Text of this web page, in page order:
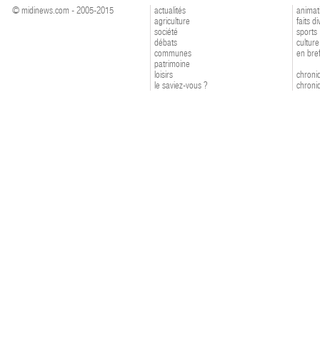
© midinews.com - 2005-2015
actualités
agriculture
société
débats
communes
patrimoine
loisirs
le saviez-vous ?
faits
sports
culture
en bref